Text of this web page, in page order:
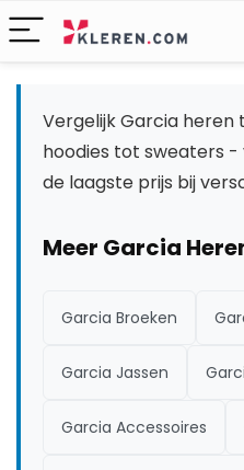
Vergelijk Garcia heren
hoodies tot sweaters
de laagste prijs bij
Meer Garcia
Garcia Broeken
Garcia Jassen
Garcia Accessoires